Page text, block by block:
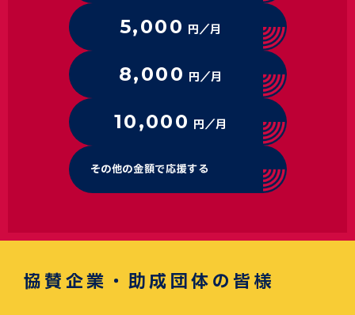
5,000 円／月
8,000 円／月
10,000 円／月
その他の金額で応援する
協賛企業・助成団体の皆様